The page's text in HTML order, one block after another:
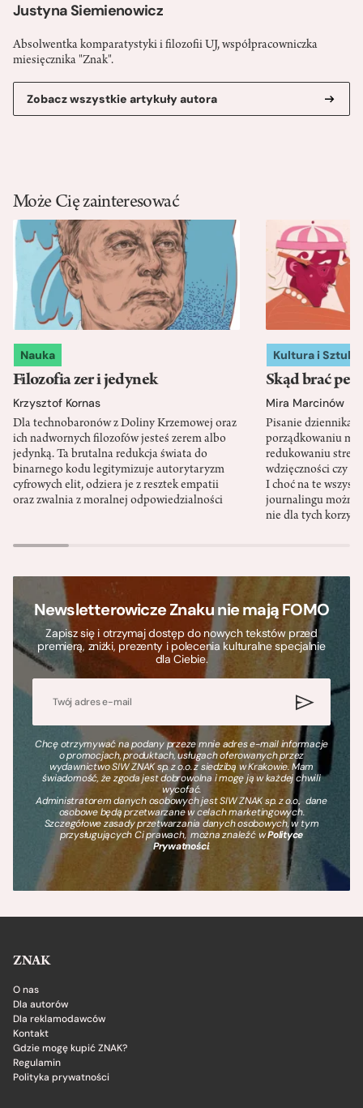
Justyna Siemienowicz
Absolwentka komparatystyki i filozofii UJ, współpracowniczka
miesięcznika "Znak".
Zobacz wszystkie artykuły autora
Może Cię zainteresować
Nauka
Filozofia zer i jedynek
Krzysztof Kornas
Dla technobaronów z Doliny Krzemowej oraz
ich nadwornych filozofów jesteś zerem albo
jedynką. Ta brutalna redukcja świata do
binarnego kodu legitymizuje autorytaryzm
cyfrowych elit, odziera je z resztek empatii
oraz zwalnia z moralnej odpowiedzialności
Kultura i Sztuka
Skąd brać
Mira Marcinów
Pisanie dziennika
porządkowaniu
redukowaniu
wdzięczności czy
I choć na te
journalingu można
nie dla tych
Newsletterowicze Znaku nie mają FOMO
Zapisz się i otrzymaj dostęp do nowych tekstów przed
premierą, zniżki, prezenty i polecenia kulturalne specjalnie
dla Ciebie.
Chcę otrzymywać na podany przeze mnie adres e-mail informacje
o promocjach, produktach, usługach oferowanych przez
wydawnictwo SIW ZNAK sp. z o.o. z siedzibą w Krakowie. Mam
świadomość, że zgoda jest dobrowolna i mogę ją w każdej chwili
wycofać.
Administratorem danych osobowych jest SIW ZNAK sp. z o.o., dane
osobowe będą przetwarzane w celach marketingowych.
Szczegółowe zasady przetwarzania danych osobowych, w tym
przysługujących Ci prawach, można znaleźć wPolityce
Prywatności.
ZNAK
O nas
Dla autorów
Dla reklamodawców
Kontakt
Gdzie mogę kupić ZNAK?
Regulamin
Polityka prywatności